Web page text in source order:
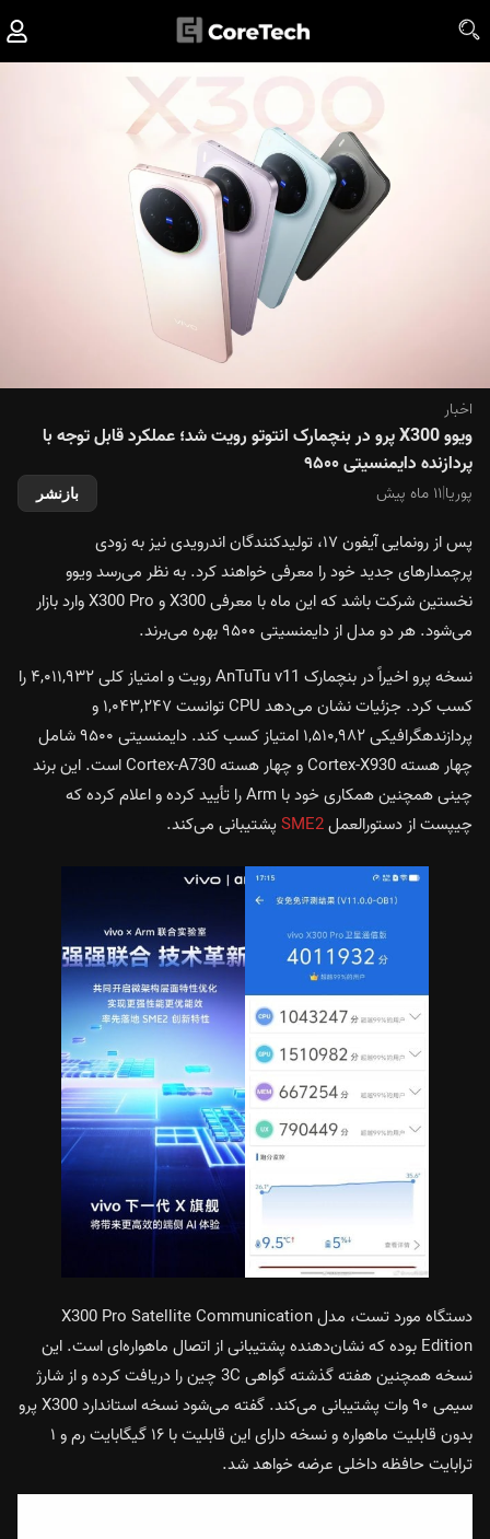
اخبار
ویوو X300 پرو در بنچمارک انتوتو رویت شد؛ عملکرد قابل توجه با
پردازنده دایمنسیتی ۹۵۰۰
پوریا|۱۱ ماه پیش بازنشر
پس از رونمایی آیفون ۱۷، تولیدکنندگان اندرویدی نیز به زودی
پرچمدارهای جدید خود را معرفی خواهند کرد. به نظر می‌رسد ویوو
نخستین شرکت باشد که این ماه با معرفیX300 و X300 Pro
وارد بازار
می‌شود. هر دو مدل از دایمنسیتی ۹۵۰۰ بهره می‌برند.
نسخه پرو اخیراً در بنچمارک AnTuTu v11 رویت و امتیاز کلی ۴,۰۱۱,۹۳۲ را
کسب کرد. جزئیات نشان می‌دهد CPU توانست ۱,۰۴۳,۲۴۷ و
پردازندهگرافیکی ۱,۵۱۰,۹۸۲ امتیاز کسب کند. دایمنسیتی ۹۵۰۰ شامل
چهار هسته Cortex-X930 و چهار هسته Cortex-A730 است. این برند
چینی همچنین همکاری خود با Arm را تأیید کرده و اعلام کرده که
چیپست از دستورالعملSME2پشتیبانی می‌کند.
دستگاه مورد تست، مدل X300 Pro Satellite Communication
Edition بوده که نشان‌دهنده پشتیبانی از اتصال ماهواره‌ای است. این
نسخه همچنین هفته گذشته گواهی 3C چین را دریافت کرده و از شارژ
سیمی ۹۰ وات پشتیبانی می‌کند. گفته می‌شود نسخه استاندارد X300 پرو
بدون قابلیت ماهواره و نسخه دارای این قابلیت با ۱۶ گیگابایت رم و ۱
ترابایت حافظه داخلی عرضه خواهد شد.